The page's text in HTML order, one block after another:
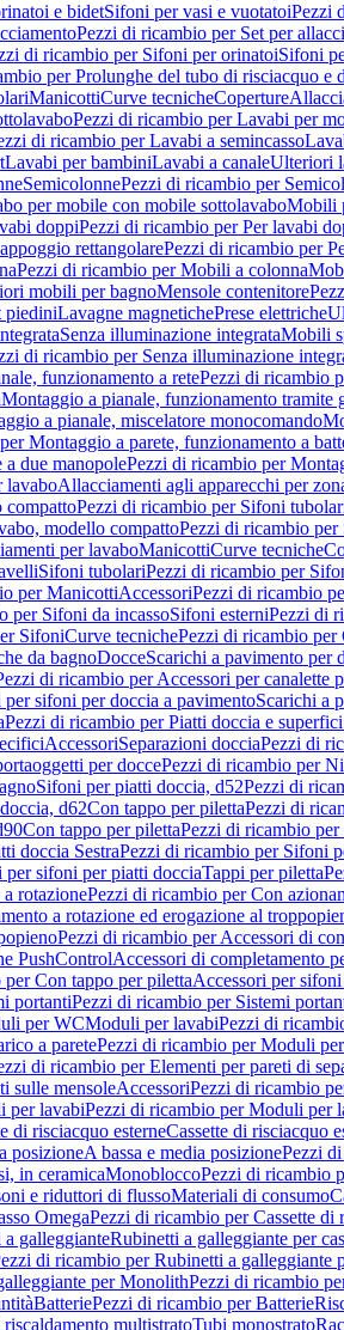
e bidetSifoni per vasi e vuotatoiPezzi
Pezzi di ricambio per Set per
di ricambio per Sifoni per orinatoiSifoni
per Prolunghe del tubo di risciacquo e
ManicottiCurve tecnicheCoperture
Pezzi di ricambio per Lavabi per
di ricambio per Lavabi a semincasso
Lavabi per bambiniLavabi a canaleUlteriori
SemicolonnePezzi di ricambio per
per mobile con mobile sottolavaboMobili
doppiPezzi di ricambio per Per lavabi
rettangolarePezzi di ricambio per
Pezzi di ricambio per Mobili a colonna
mobili per bagnoMensole contenitore
piediniLavagne magnetichePrese elettriche
Senza illuminazione integrataMobili
di ricambio per Senza illuminazione
funzionamento a retePezzi di ricambio
Montaggio a pianale, funzionamento tramite
a pianale, miscelatore monocomando
Montaggio a parete, funzionamento a
a due manopolePezzi di ricambio per
lavaboAllacciamenti agli apparecchi per
compattoPezzi di ricambio per Sifoni
modello compattoPezzi di ricambio
per lavaboManicottiCurve tecniche
Sifoni tubolariPezzi di ricambio per
per ManicottiAccessoriPezzi di ricambio
per Sifoni da incassoSifoni esterniPezzi di
SifoniCurve tecnichePezzi di ricambio per
da bagnoDocceScarichi a pavimento per
di ricambio per Accessori per canalette
sifoni per doccia a pavimentoScarichi a
Pezzi di ricambio per Piatti doccia e
AccessoriSeparazioni docciaPezzi di
per doccePezzi di ricambio per
Sifoni per piatti doccia, d52Pezzi di
d62Con tappo per pilettaPezzi di
Con tappo per pilettaPezzi di ricambio
doccia SestraPezzi di ricambio per Sifoni
sifoni per piatti docciaTappi per piletta
rotazionePezzi di ricambio per Con
a rotazione ed erogazione al
Pezzi di ricambio per Accessori di
PushControlAccessori di completamento
Con tappo per pilettaAccessori per
portantiPezzi di ricambio per Sistemi
per WCModuli per lavabiPezzi di
a paretePezzi di ricambio per Moduli
di ricambio per Elementi per pareti di
sulle mensoleAccessoriPezzi di ricambio
per lavabiPezzi di ricambio per Moduli per
di risciacquo esterneCassette di risciacquo
posizioneA bassa e media posizionePezzi
in ceramicaMonobloccoPezzi di ricambio
e riduttori di flussoMateriali di consumo
OmegaPezzi di ricambio per Cassette di
galleggianteRubinetti a galleggiante per
di ricambio per Rubinetti a galleggiante
per MonolithPezzi di ricambio
BatteriePezzi di ricambio per Batterie
multistratoTubi monostrato